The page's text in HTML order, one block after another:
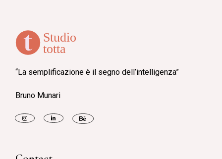
“La semplificazione è il segno dell’intelligenza”
Bruno Munari